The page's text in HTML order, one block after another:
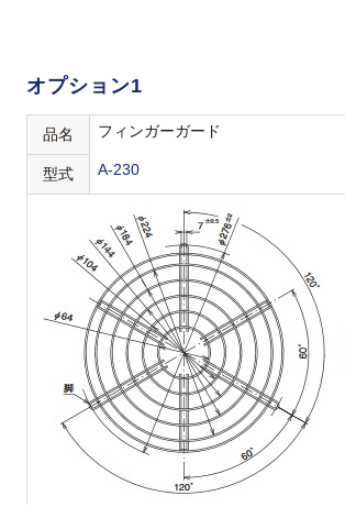
オプション1
品名 フィンガーガード
型式 A-230